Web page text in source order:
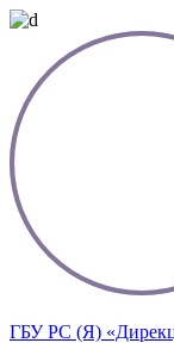
ГБУ РС (Я)